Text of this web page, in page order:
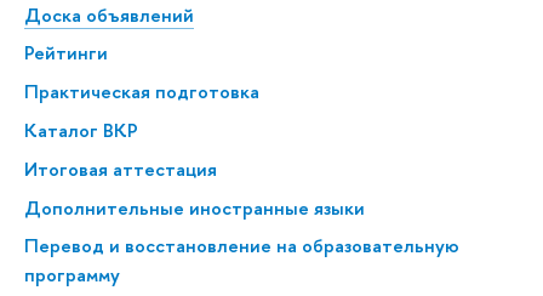
Доска объявлений
Рейтинги
Практическая подготовка
Каталог ВКР
Итоговая аттестация
Дополнительные иностранные языки
Перевод и восстановление на образовательную
программу